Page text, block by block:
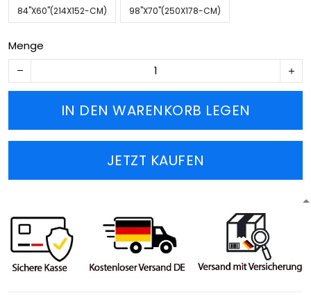
84''X60''(214X152-CM) 98''X70''(250X178-CM)
Menge
IN DEN WARENKORB LEGEN
JETZT KAUFEN